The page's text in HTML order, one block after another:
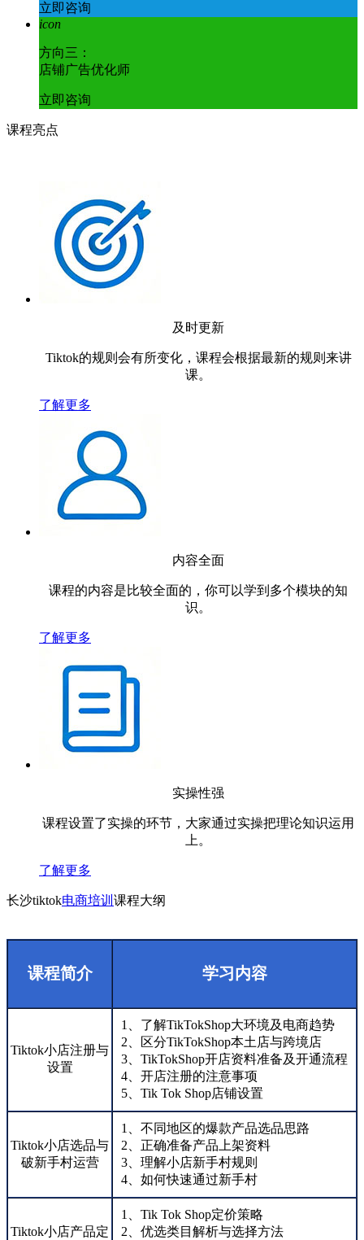
立即咨询
icon
方向三：
店铺广告优化师
立即咨询
课程亮点
及时更新
Tiktok的规则会有所变化，课程会根据最新的规则来讲
课。
了解更多
内容全面
课程的内容是比较全面的，你可以学到多个模块的知
识。
了解更多
实操性强
课程设置了实操的环节，大家通过实操把理论知识运用
上。
了解更多
长沙tiktok电商培训 课程大纲
课程简介 学习内容
Tiktok小店注册与
设置
1、了解TikTokShop大环境及电商趋势
2、区分TikTokShop本土店与跨境店
3、TikTokShop开店资料准备及开通流程
4、开店注册的注意事项
5、Tik Tok Shop店铺设置
Tiktok小店选品与
破新手村运营
1、不同地区的爆款产品选品思路
2、正确准备产品上架资料
3、理解小店新手村规则
4、如何快速通过新手村
Tiktok小店产品定
1、Tik Tok Shop定价策略
2、优选类目解析与选择方法